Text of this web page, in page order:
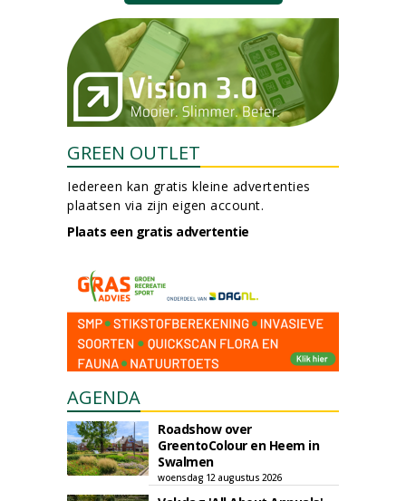
GREEN OUTLET
Iedereen kan gratis kleine advertenties
plaatsen via zijn eigen account.
Plaats een gratis advertentie
AGENDA
Roadshow over
GreentoColour en Heem in
Swalmen
woensdag 12 augustus 2026